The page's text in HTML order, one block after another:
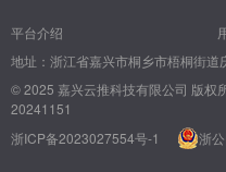
平台介绍
地址：浙江省嘉兴市桐乡市梧桐街道
© 2025 嘉兴云推科技有限公司 版权
20241151
浙ICP备2023027554号-1
浙